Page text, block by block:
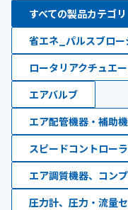
すべての製品カテゴリ
省エネ_パルスブロー
ロータリアクチュエ
エアバルブ
エア配管機器・補助
スピードコントローラ
エア調質機器、コン
圧力計、圧力・流量